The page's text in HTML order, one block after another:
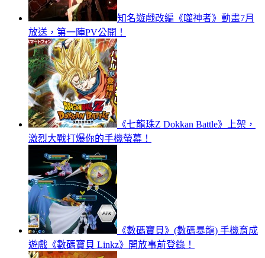
知名遊戲改編《噬神者》動畫7月
放送，第一陣PV公開！
《七龍珠Z Dokkan Battle》上架，
激烈大戰打爆你的手機螢幕！
《數碼寶貝》(數碼暴龍) 手機育成
遊戲《數碼寶貝 Linkz》開放事前登錄！